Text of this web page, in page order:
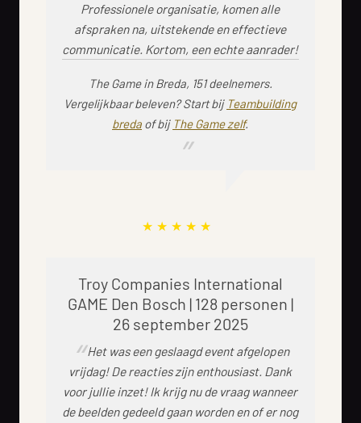
Professionele organisatie, komen alle
afspraken na, uitstekende en effectieve
communicatie. Kortom, een echte aanrader!
The Game in Breda, 151 deelnemers.
Vergelijkbaar beleven? Start bij Teambuilding
breda of bij The Game zelf.
Troy Companies International
GAME Den Bosch | 128 personen |
26 september 2025
Het was een geslaagd event afgelopen
vrijdag! De reacties zijn enthousiast. Dank
voor jullie inzet! Ik krijg nu de vraag wanneer
de beelden gedeeld gaan worden en of er nog